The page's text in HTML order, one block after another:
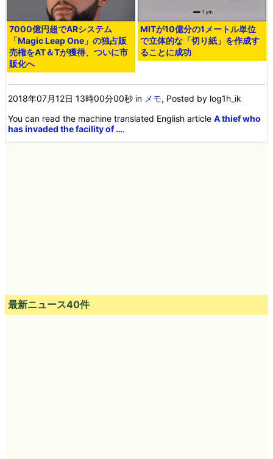
7000億円超でARシステム
「Magic Leap One」の独占販
売権をAT＆Tが獲得、ついに市
販化へ
MITが10億分の1メートル単位
で立体的な「切り紙」を作成す
ることに成功
2018年07月12日 13時00分00秒 in メモ, Posted by log1h_ik
You can read the machine translated English articleA thief who
has invaded the facility of ….
最新ニュース40件